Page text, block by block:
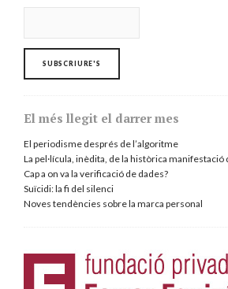
El més llegit el darrer mes
El periodisme després de l’algoritme
La pel·lícula, inèdita, de la històrica
Cap a on va la verificació de dades?
Suïcidi: la fi del silenci
Noves tendències sobre la marca personal